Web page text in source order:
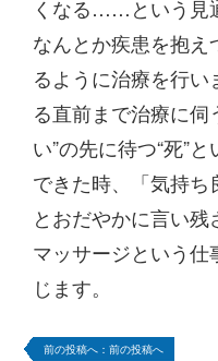
くなる……という見
なんとか疾患を抱え
るように治療を行い
る直前まで治療に伺
い”の先に待つ“死”
できた時、「気持ち
とおだやかに言い
マッサージという
じます。
前の投稿へ